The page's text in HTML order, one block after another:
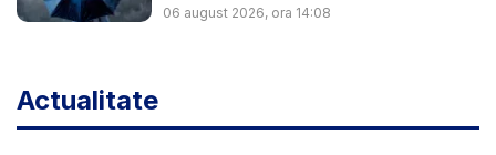
06 august 2026, ora 14:08
Actualitate